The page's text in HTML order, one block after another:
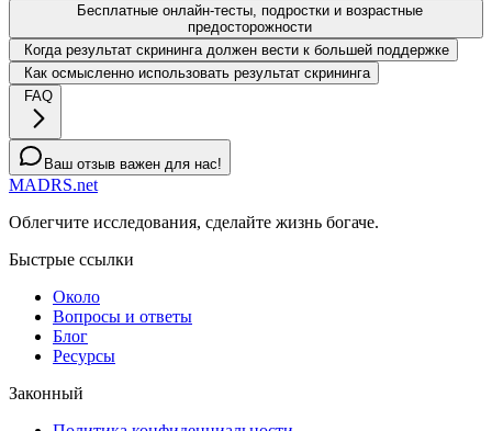
Бесплатные онлайн-тесты, подростки и возрастные
предосторожности
Когда результат скрининга должен вести к большей поддержке
Как осмысленно использовать результат скрининга
FAQ
Ваш отзыв важен для нас!
MADRS.net
Облегчите исследования, сделайте жизнь богаче.
Быстрые ссылки
Около
Вопросы и ответы
Блог
Ресурсы
Законный